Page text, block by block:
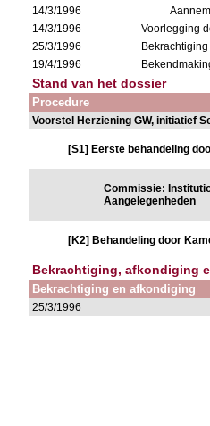
14/3/1996
14/3/1996
Voorlegging
25/3/1996
19/4/1996
Stand van het dossier
Procedure
Voorstel Herziening GW, initiatief
[S1] Eerste behandeling
Commissie:
Aangelegenheden
[K2] Behandeling door
Bekrachtiging, afkondiging
Bekrachtiging en afkondiging
25/3/1996